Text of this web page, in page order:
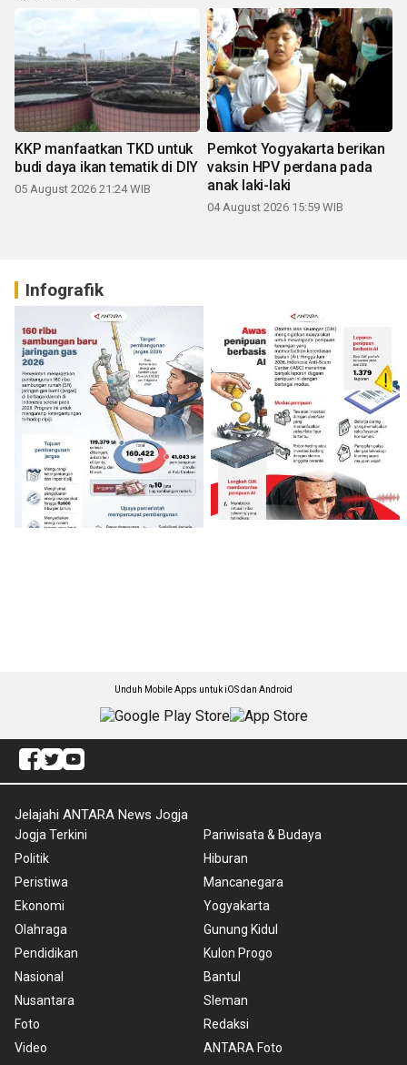
KKP manfaatkan TKD untuk
budi daya ikan tematik di DIY
05 August 2026 21:24 WIB
Pemkot Yogyakarta berikan
vaksin HPV perdana pada
anak laki-laki
04 August 2026 15:59 WIB
Infografik
Unduh Mobile Apps untuk iOS dan Android
Jelajahi ANTARA News Jogja
Jogja Terkini
Politik
Peristiwa
Ekonomi
Olahraga
Pendidikan
Nasional
Nusantara
Foto
Video
Pariwisata & Budaya
Hiburan
Mancanegara
Yogyakarta
Gunung Kidul
Kulon Progo
Bantul
Sleman
Redaksi
ANTARA Foto